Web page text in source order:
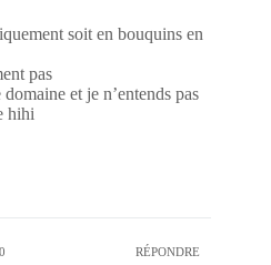
soit en bouquins en
pas
et je n’entends pas
hihi
RÉPONDRE